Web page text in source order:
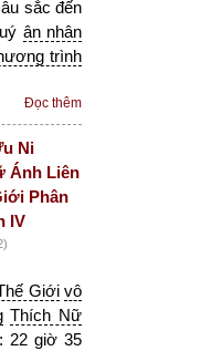
sắc đến
ân nhân
trình
Đọc thêm
Ni
Ánh Liên
Phân
IV
Giới vô
Thích Nữ
22 giờ 35